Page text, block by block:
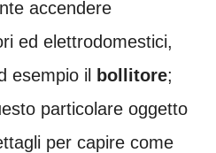
accendere
ed elettrodomestici,
esempio il
bollitore;
particolare oggetto
per capire come